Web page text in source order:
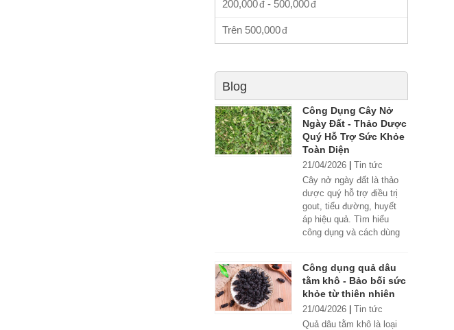
200,000 - 500,000
Trên 500,000
Blog
Công Dụng Cây Nở
Ngày Đất - Thảo Dược
Quý Hỗ Trợ Sức Khỏe
Toàn Diện
21/04/2026
Tin tức
Cây nở ngày đất là thảo
dược quý hỗ trợ điều trị
gout, tiểu đường, huyết
áp hiệu quả. Tìm hiểu
công dụng và cách dùng
Công dụng quả dâu
tằm khô - Bảo bối sức
khỏe từ thiên nhiên
21/04/2026
Tin tức
Quả dâu tằm khô là loại